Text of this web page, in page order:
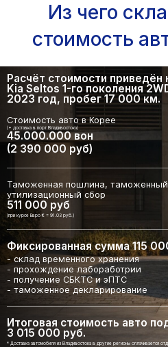
Из чего
стоимость
Расчёт стоимости приведён
Kia Seltos 1-го поколения
2023 год, пробег 17 000 км.
Стоимость авто в Корее
(+ доставка в порт Владивостока)
45.000.000 вон
(2 390 000 руб)
Таможенная пошлина,
утилизационный сбор
511 000 руб
(при курсе Евро € = 91.03 руб.)
Фиксированная сумма 115
- склад временного хранения
- прохождение лабоработрии
- получение СБКТС и эПТС
- таможенное декларирование
Итоговая стоимость авто
3 015 000 руб.
* Доставка автомобиля из Владивостока в другие регионы оплачивается